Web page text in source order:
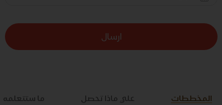
ارسال
المخططات علي ماذا تحصل ما ستتعلمه